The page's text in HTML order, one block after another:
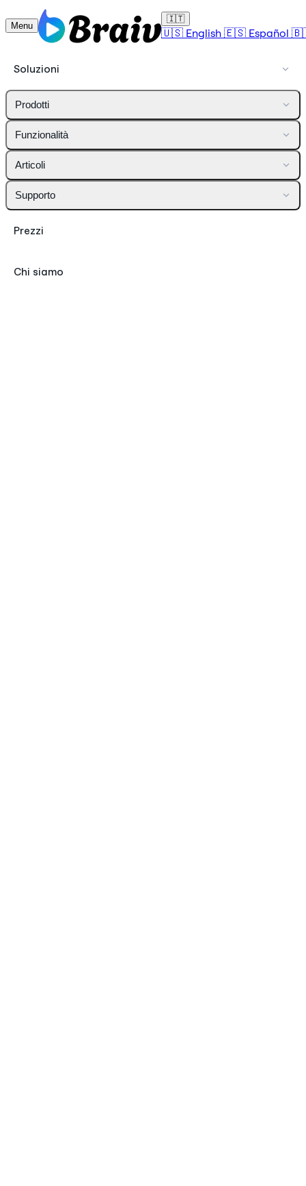
Menu
🇮🇹
🇺🇸 English 🇪🇸 Español
Soluzioni
Prodotti
Funzionalità
Articoli
Supporto
Prezzi
Chi siamo